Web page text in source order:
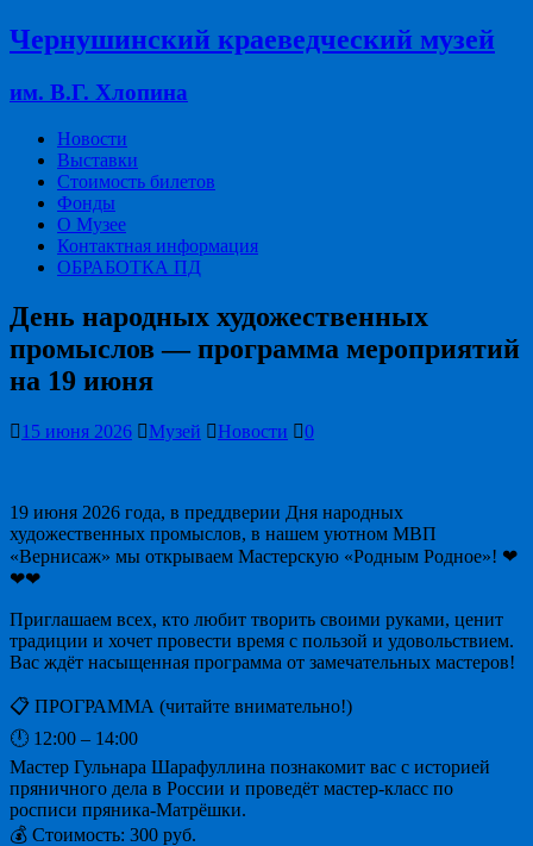
Чернушинский краеведческий музей
им. В.Г. Хлопина
Новости
Выставки
Стоимость билетов
Фонды
О Музее
Контактная информация
ОБРАБОТКА ПД
День народных художественных
промыслов — программа мероприятий
на 19 июня
15 июня 2026 Музей Новости 0
19 июня 2026 года, в преддверии Дня народных
художественных промыслов, в нашем уютном МВП
«Вернисаж» мы открываем Мастерскую «Родным Родное»! ❤
❤❤
Приглашаем всех, кто любит творить своими руками, ценит
традиции и хочет провести время с пользой и удовольствием.
Вас ждёт насыщенная программа от замечательных мастеров!
📋 ПРОГРАММА (читайте внимательно!)
🕛 12:00 – 14:00
Мастер Гульнара Шарафуллина познакомит вас с историей
пряничного дела в России и проведёт мастер-класс по
росписи пряника-Матрёшки.
💰 Стоимость: 300 руб.